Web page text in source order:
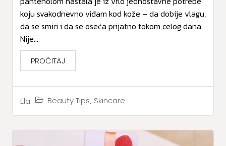
Ela Beauty Tips, Skincare
koju svakodnevno viđam kod kože – da dobije vlagu,
da se smiri i da se oseća prijatno tokom celog dana.
Nije...
PROČITAJ